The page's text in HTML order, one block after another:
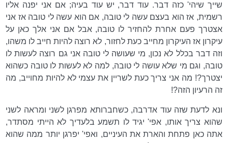
שייך שיהי' כזה דבר. עוד דבר, יש עוד בעיה; אם אני יפנה אליו
רשמית, אז הוא בעצם עשה לי טובה, אם הוא עשה לי טובה אז אני
אצטרך פעם אחרת להחזיר לו טובה, אבל אם אני אלך כאן על
עיקרון אז העיקרון מחייב כעת לחזור, לא רוצה להיות חייב לו משהו,
וזה דבר בכלל לא נכון, מי שעושה לי טובה אני גם רוצה לעשות לו
טובה, וגם מי שלא עושה לי טובה, למה לא לעשות לו טובה כשהוא
יצטרך?! מה אני צריך כעת לשריין את עצמי לא להיות מחוייב, מה
זה הרעיון הזה?!
ונא לדעת שזה עוד אדרבה, כשחברותא מפרגן לשני ומראה לשני
שהוא צריך אותו, אפי' יגיד לו תשמע בלעדיך לא הייתי מסתדר,
אתה כאן פתחת והארת את העיניים, ואפי' יפרגן יותר ממה שהוא